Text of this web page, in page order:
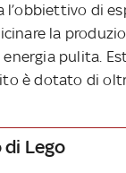
di
la
pulita.
è dotato di
di Lego